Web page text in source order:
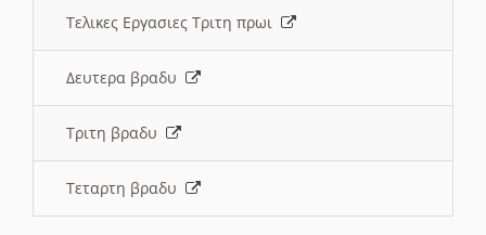
Τελικες Εργασιες Τριτη πρωι
Δευτερα βραδυ
Τριτη βραδυ
Τεταρτη βραδυ